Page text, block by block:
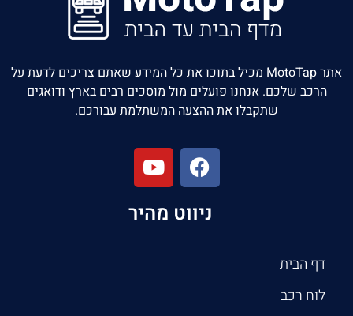
אתר MotoTap מכיל בתוכו את כל המידע שאתם צריכים לדעת על
הרכב שלכם. אנחנו פועלים מול מוסכים רבים בארץ ודואגים
שתקבלו את ההצעה המשתלמת עבורכם.
ניווט מהיר
דף הבית
לוח רכב